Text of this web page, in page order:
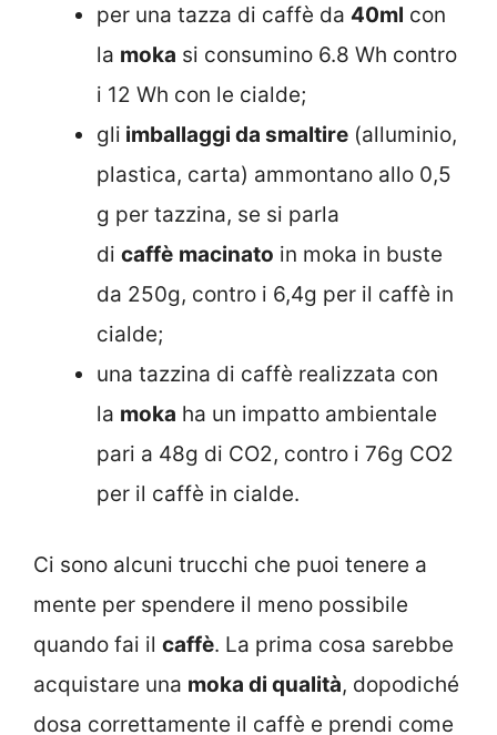
per una tazza di caffè da 40ml con
la moka si consumino 6.8 Wh contro
i 12 Wh con le cialde;
gli imballaggi da smaltire (alluminio,
plastica, carta) ammontano allo 0,5
g per tazzina, se si parla
di caffè macinato in moka in buste
da 250g, contro i 6,4g per il caffè in
cialde;
una tazzina di caffè realizzata con
la moka ha un impatto ambientale
pari a 48g di CO2, contro i 76g CO2
per il caffè in cialde.
Ci sono alcuni trucchi che puoi tenere a
mente per spendere il meno possibile
quando fai il caffè. La prima cosa sarebbe
acquistare una moka di qualità, dopodiché
dosa correttamente il caffè e prendi come